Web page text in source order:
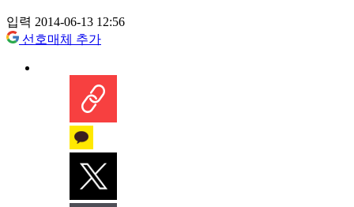
입력 2014-06-13 12:56
선호매체 추가